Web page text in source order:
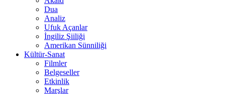
Dua
Analiz
Ufuk Açanlar
İngiliz Şiiliği
Amerikan Sünniliği
Kültür-Sanat
Filmler
Belgeseller
Etkinlik
Marşlar